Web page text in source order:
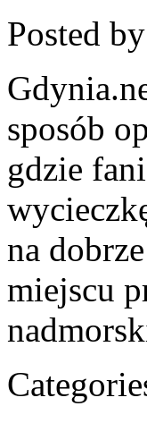
Posted
sposób
gdzie
na
miejscu